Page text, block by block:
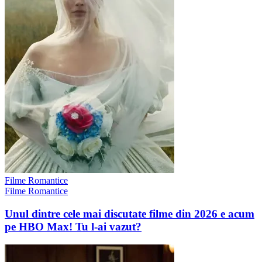
Filme Romantice
Filme Romantice
Unul dintre cele mai discutate filme din 2026 e acum
pe HBO Max! Tu l-ai vazut?